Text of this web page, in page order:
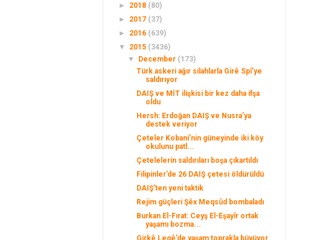
► 2018 (80)
► 2017 (37)
► 2016 (639)
▼ 2015 (3436)
▼
December (173)
Türk askeri ağır silahlarla Girê Spî’ye
saldırıyor
DAIŞ ve MİT ilişkisi bir kez daha ifşa
oldu
Hersh: Erdoğan DAIŞ ve Nusra’ya
destek veriyor
Çeteler Kobani’nin güneyinde iki köy
okulunu patl...
Çetelelerin saldırıları boşa çıkartıldı
Filipinler’de 26 DAIŞ çetesi öldürüldü
DAIŞ’ten yeni taktik
Rejim güçleri Şêx Meqsûd bombaladı
Burkan El-Fırat: Ceyş El-Eşayîr ortak
yaşamı bozma...
Girkê Legê’de yaşam toprakla büyüyor